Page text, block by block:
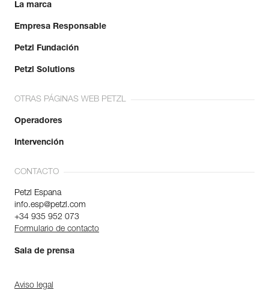
La marca
Empresa Responsable
Petzl Fundación
Petzl Solutions
OTRAS PÁGINAS WEB PETZL
Operadores
Intervención
CONTACTO
Petzl Espana
info.esp@petzl.com
+34 935 952 073
Formulario de contacto
Sala de prensa
Aviso legal